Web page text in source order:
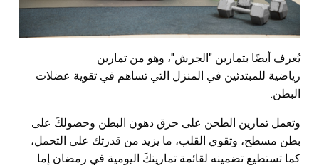
يُعرف أيضًا بتمارين "الجرش"، وهو من تمارين
رياضية للمبتدئين في المنزل التي تساهم في تقوية عضلات
البطن.
وتعمل تمارين الطحن على حرق دهون البطن وحصولكَ على
بطن مسطح، وتقوي القلب، ما يزيد من قدرتك على التحمل،
كما تستطيع تضمينه لقائمة تمارينكَ اليومية في رمضان إما